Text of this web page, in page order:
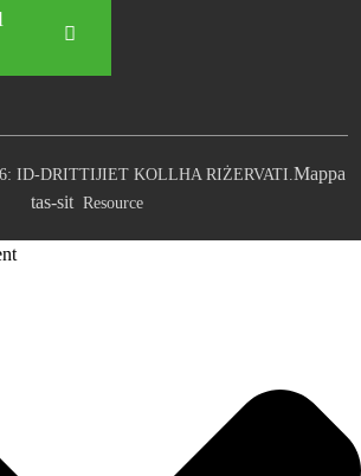
ID-DRITTIJIET KOLLHA RIŻERVATI. Mappa
tas-sit Resource